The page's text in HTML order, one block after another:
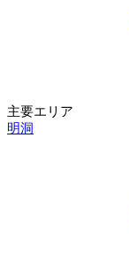
主要エリア
明洞